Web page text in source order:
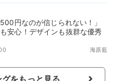
円なのが信じられない！」
安心！デザインも抜群な優秀
海原藍